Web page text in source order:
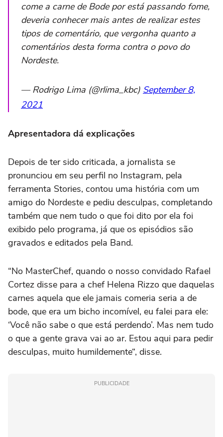
come a carne de Bode por está passando fome,
deveria conhecer mais antes de realizar estes
tipos de comentário, que vergonha quanto a
comentários desta forma contra o povo do
Nordeste.
— Rodrigo Lima (@rlima_kbc) September 8,
2021
Apresentadora dá explicações
Depois de ter sido criticada, a jornalista se
pronunciou em seu perfil no Instagram, pela
ferramenta Stories, contou uma história com um
amigo do Nordeste e pediu desculpas, completando
também que nem tudo o que foi dito por ela foi
exibido pelo programa, já que os episódios são
gravados e editados pela Band.
“No MasterChef, quando o nosso convidado Rafael
Cortez disse para a chef Helena Rizzo que daquelas
carnes aquela que ele jamais comeria seria a de
bode, que era um bicho incomível, eu falei para ele:
‘Você não sabe o que está perdendo’. Mas nem tudo
o que a gente grava vai ao ar. Estou aqui para pedir
desculpas, muito humildemente“, disse.
PUBLICIDADE